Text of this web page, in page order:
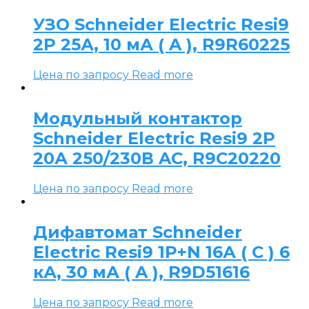
УЗО Schneider Electric Resi9
2P 25А, 10 мА ( A ), R9R60225
Цена по запросу Read more
Модульный контактор
Schneider Electric Resi9 2P
20А 250/230В AC, R9C20220
Цена по запросу Read more
Дифавтомат Schneider
Electric Resi9 1P+N 16А ( C ) 6
кА, 30 мА ( A ), R9D51616
Цена по запросу Read more